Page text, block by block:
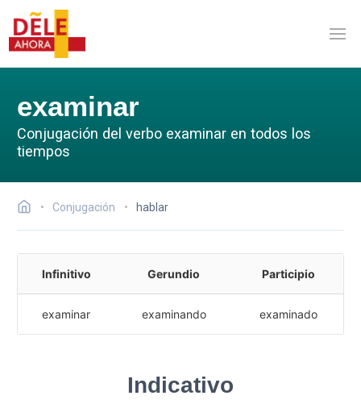
examinar
Conjugación del verbo examinar en todos los
tiempos
Conjugación hablar
Infinitivo Gerundio Participio
examinar examinando examinado
Indicativo